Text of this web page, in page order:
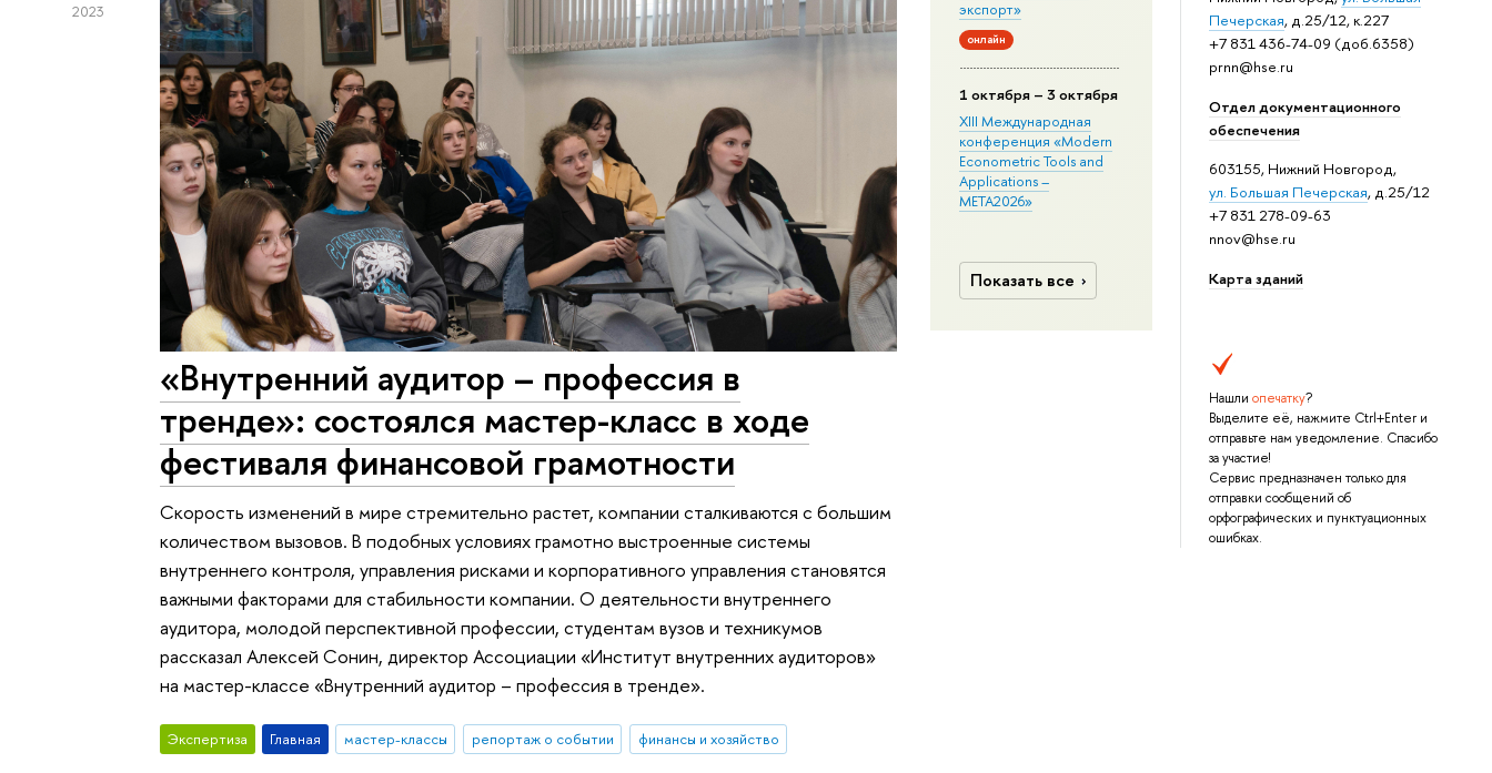
Печерская, д.25/12, к.227
+7 831 436-74-09 (доб.6358)
prnn@hse.ru
Отдел документационного
обеспечения
603155, Нижний Новгород,
ул. Большая Печерская, д.25/12
+7 831 278-09-63
nnov@hse.ru
Карта зданий
Нашли опечатку?
Выделите её, нажмите Ctrl+Enter и
отправьте нам уведомление. Спасибо
за участие!
Сервис предназначен только для
отправки сообщений об
орфографических и пунктуационных
ошибках.
экспорт»
онлайн
1 октября – 3 октября
XIII Международная
конференция «Modern
Econometric Tools and
Applications –
META2026»
Показать все
2023
«Внутренний аудитор – профессия в
тренде»: состоялся мастер-класс в ходе
фестиваля финансовой грамотности
Скорость изменений в мире стремительно растет, компании сталкиваются с большим
количеством вызовов. В подобных условиях грамотно выстроенные системы
внутреннего контроля, управления рисками и корпоративного управления становятся
важными факторами для стабильности компании. О деятельности внутреннего
аудитора, молодой перспективной профессии, студентам вузов и техникумов
рассказал Алексей Сонин, директор Ассоциации «Институт внутренних аудиторов»
на мастер-классе «Внутренний аудитор – профессия в тренде».
Экспертиза Главная мастер-классы репортаж о событии финансы и хозяйство